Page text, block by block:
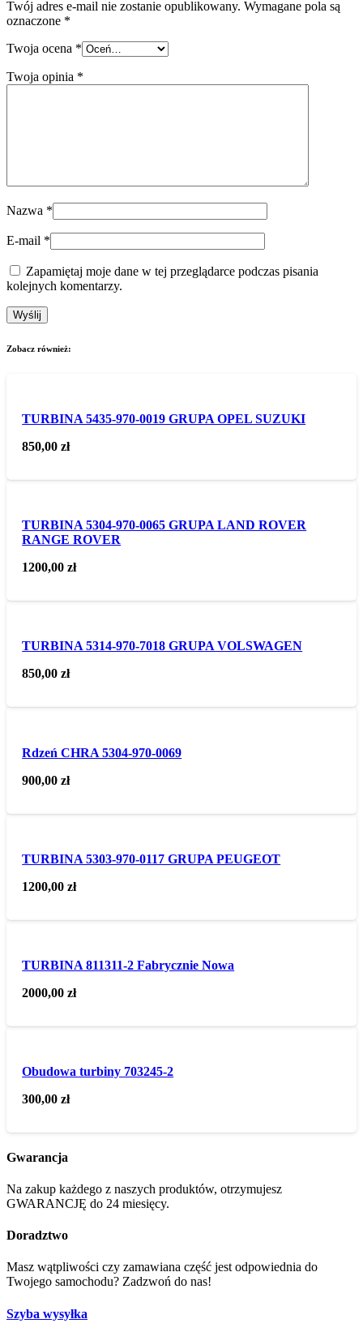
Twój adres e-mail nie zostanie opublikowany. Wymagane pola są
oznaczone *
Twoja ocena *
Twoja opinia *
Nazwa *
E-mail *
Zapamiętaj moje dane w tej przeglądarce podczas pisania
kolejnych komentarzy.
Zobacz również:
TURBINA 5435-970-0019 GRUPA OPEL SUZUKI
850,00zł
TURBINA 5304-970-0065 GRUPA LAND ROVER
RANGE ROVER
1200,00zł
TURBINA 5314-970-7018 GRUPA VOLSWAGEN
850,00zł
Rdzeń CHRA 5304-970-0069
900,00zł
TURBINA 5303-970-0117 GRUPA PEUGEOT
1200,00zł
TURBINA 811311-2 Fabrycznie Nowa
2000,00zł
Obudowa turbiny 703245-2
300,00zł
Gwarancja
Na zakup każdego z naszych produktów, otrzymujesz
GWARANCJĘ do 24 miesięcy.
Doradztwo
Masz wątpliwości czy zamawiana część jest odpowiednia do
Twojego samochodu? Zadzwoń do nas!
Szyba wysyłka